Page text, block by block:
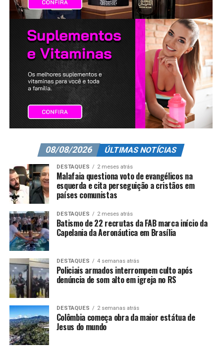
08/08/2026 ÚLTIMAS NOTÍCIAS
DESTAQUES 2 meses atrás
Malafaia questiona voto de evangélicos na
esquerda e cita perseguição a cristãos em
países comunistas
DESTAQUES 2 meses atrás
Batismo de 22 recrutas da FAB marca início da
Capelania da Aeronáutica em Brasília
DESTAQUES 4 semanas atrás
Policiais armados interrompem culto após
denúncia de som alto em igreja no RS
DESTAQUES 2 semanas atrás
Colômbia começa obra da maior estátua de
Jesus do mundo